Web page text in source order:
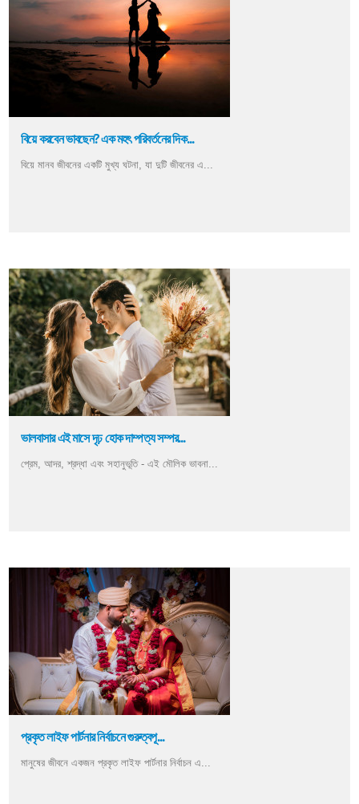
বিয়ে করবেন ভাবছেন? এক মহৎ পরিবর্তনের দিক...
বিয়ে মানব জীবনের একটি মুখ্য ঘটনা, যা দুটি জীবনের এ...
ভালবাসার এই মাসে দৃঢ় হোক দাম্পত্য সম্পর...
প্রেম, আদর, শ্রদ্ধা এবং সহানুভূতি - এই মৌলিক ভাবনা...
প্রকৃত লাইফ পার্টনার নির্বাচনে গুরুত্বপূ...
মানুষের জীবনে একজন প্রকৃত লাইফ পার্টনার নির্বাচন এ...